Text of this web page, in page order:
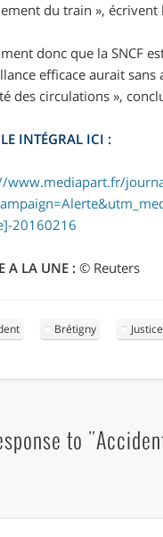
du train », écrivent
donc que la SNCF
efficace aurait
des circulations »,
INTÉGRAL ICI :
www.mediapart.fr/
20160216
A LA UNE : © Reuters
Brétigny Justice
to